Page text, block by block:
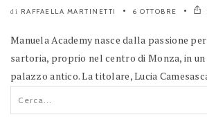
di RAFFAELLA MARTINETTI 6 OTTOBRE
Manuela Academy nasce dalla passione
sartoria, proprio nel centro di Monza, in
palazzo antico. La titolare, Lucia